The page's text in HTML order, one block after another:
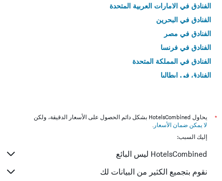
الفنادق في الامارات العربية المتحدة
الفنادق في البحرين
الفنادق في مصر
الفنادق في فرنسا
الفنادق في المملكة المتحدة
الفنادق في إيطاليا
*
يحاول HotelsCombined بشكل دائم الحصول على الأسعار الدقيقة، ولكن
لا يمكن ضمان الأسعار .
إليك السبب:
HotelsCombined ليس البائع
نقوم بتجميع الكثير من البيانات لك